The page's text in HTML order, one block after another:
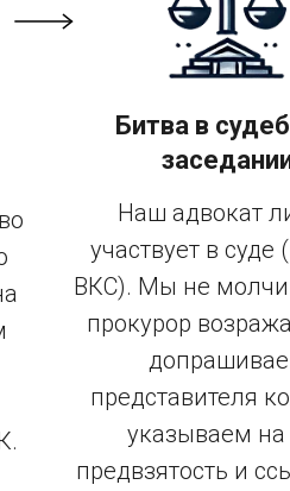
Битва в
Наш адвокат
участвует в суде
ВКС). Мы не
прокурор
представителя
указываем на
предвзятость и